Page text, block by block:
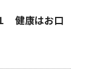
健康はお口